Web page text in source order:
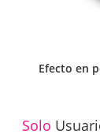
Efecto en
Solo